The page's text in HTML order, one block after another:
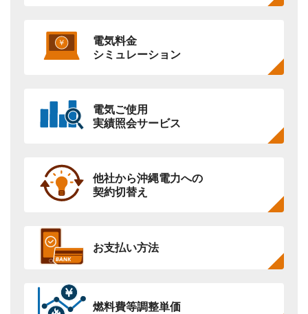
電気料金
シミュレーション
電気ご使用
実績照会サービス
他社から沖縄電力への
契約切替え
お支払い方法
燃料費等調整単価